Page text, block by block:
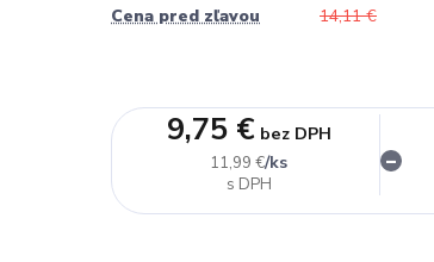
Cena pred zľavou
14,11 €
11,99 €/ks
9,75 € bez DPH